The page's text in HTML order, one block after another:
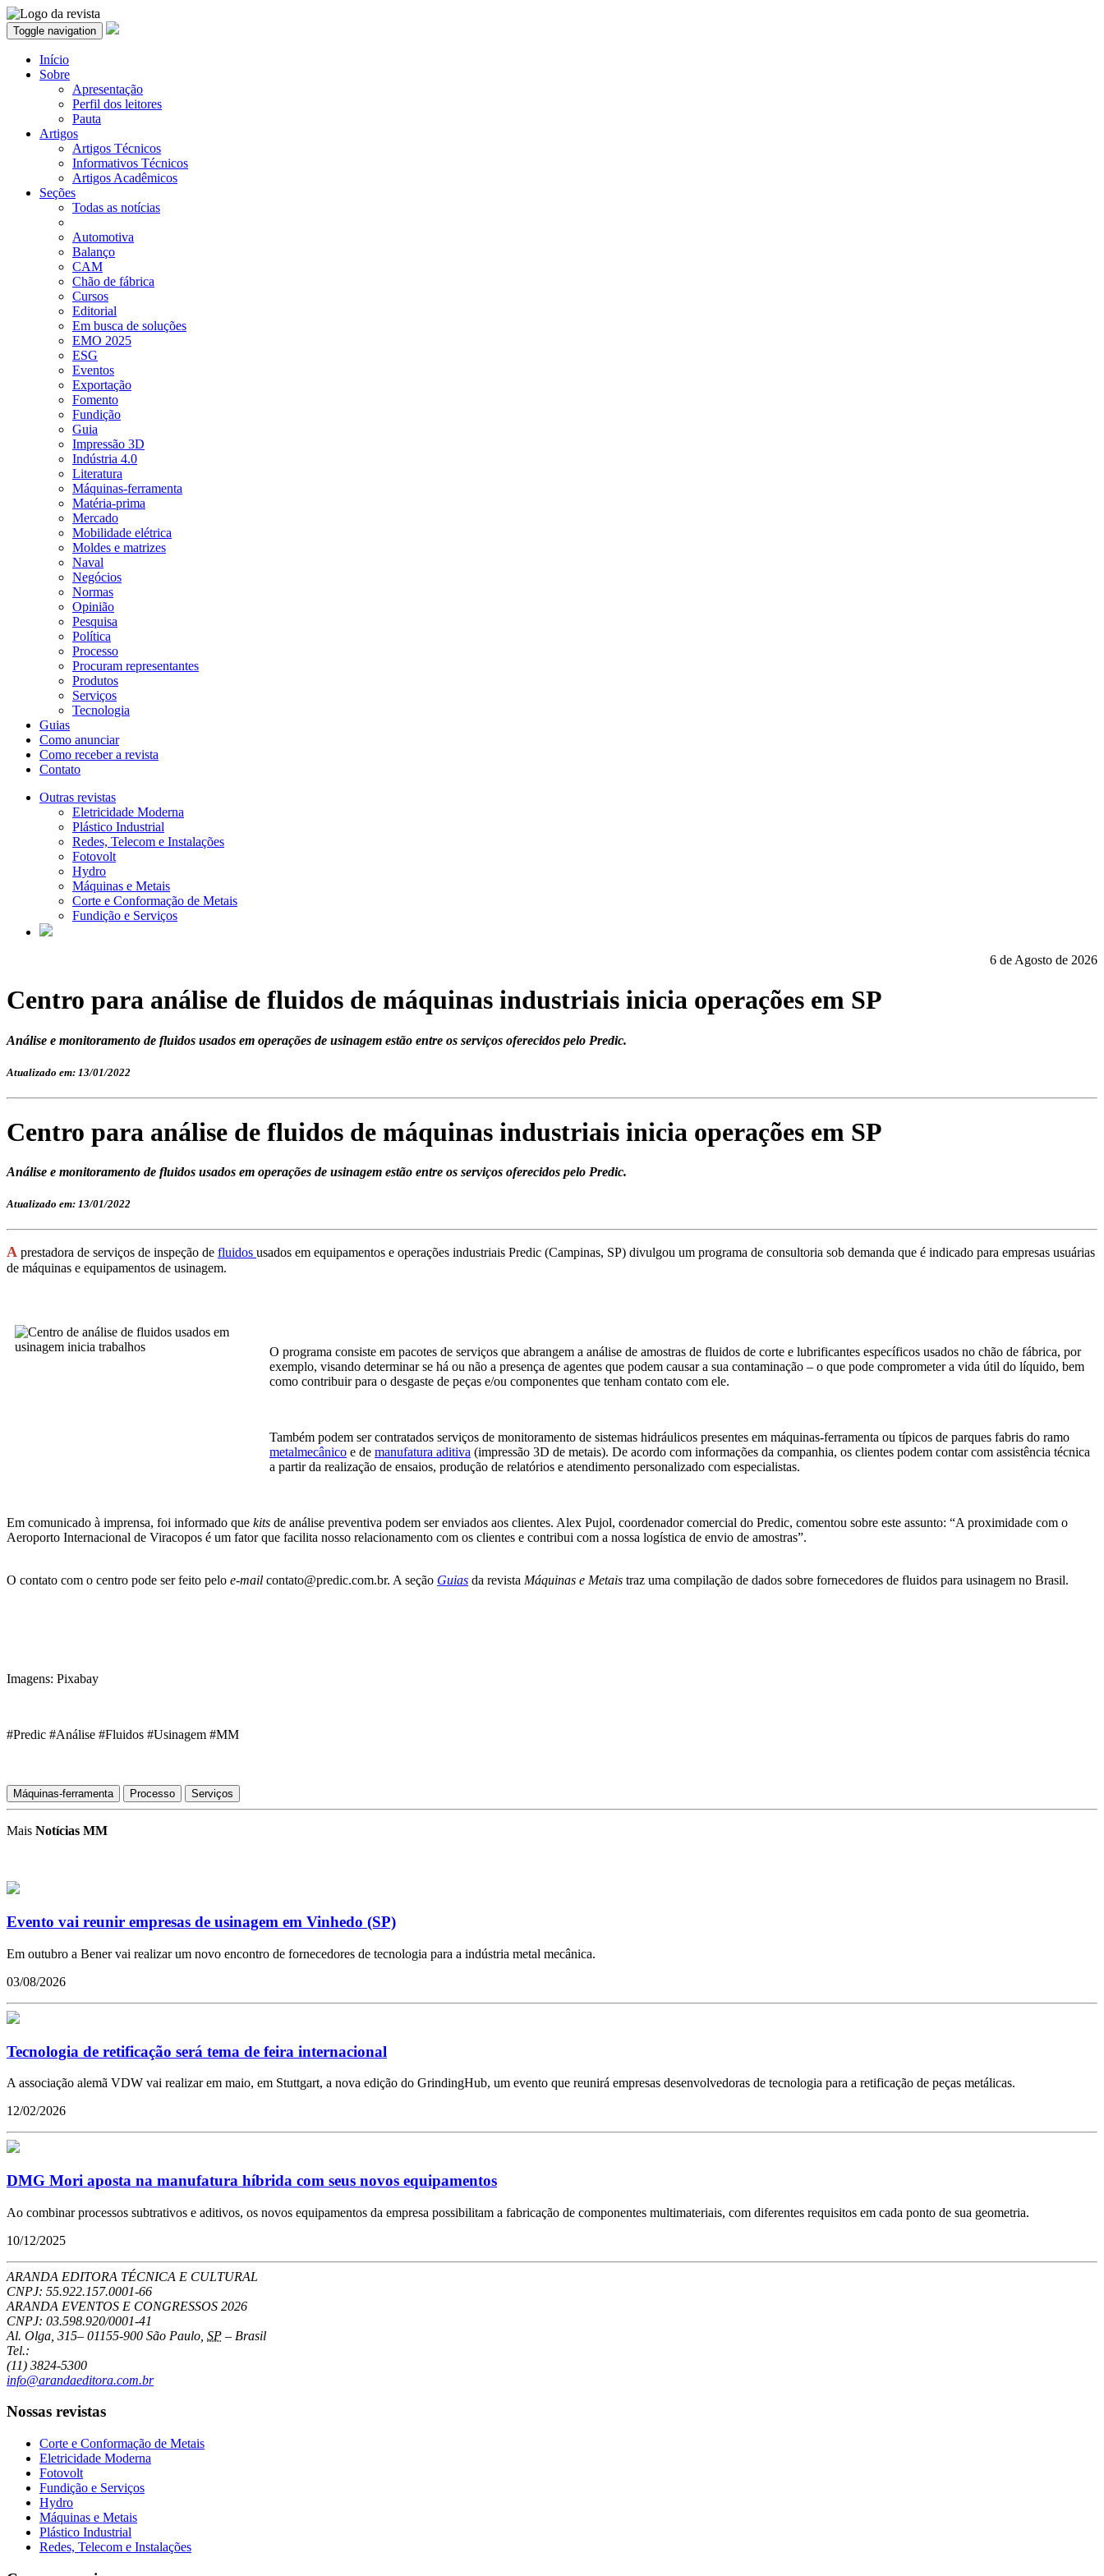
Toggle navigation
Início
Sobre
Apresentação
Perfil dos leitores
Pauta
Artigos
Artigos Técnicos
Informativos Técnicos
Artigos Acadêmicos
Seções
Todas as notícias
Automotiva
Balanço
CAM
Chão de fábrica
Cursos
Editorial
Em busca de soluções
EMO 2025
ESG
Eventos
Exportação
Fomento
Fundição
Guia
Impressão 3D
Indústria 4.0
Literatura
Máquinas-ferramenta
Matéria-prima
Mercado
Mobilidade elétrica
Moldes e matrizes
Naval
Negócios
Normas
Opinião
Pesquisa
Política
Processo
Procuram representantes
Produtos
Serviços
Tecnologia
Guias
Como anunciar
Como receber a revista
Contato
Outras revistas
Eletricidade Moderna
Plástico Industrial
Redes, Telecom e Instalações
Fotovolt
Hydro
Máquinas e Metais
Corte e Conformação de Metais
Fundição e Serviços
6 de Agosto de 2026
Centro para análise de fluidos de máquinas industriais inicia operações em SP
Análise e monitoramento de fluidos usados em operações de usinagem estão entre os serviços oferecidos pelo Predic.
Atualizado em: 13/01/2022
Centro para análise de fluidos de máquinas industriais inicia operações em SP
Análise e monitoramento de fluidos usados em operações de usinagem estão entre os serviços oferecidos pelo Predic.
Atualizado em: 13/01/2022
A prestadora de serviços de inspeção de fluidos usados em equipamentos e operações industriais Predic (Campinas, SP) divulgou um programa de consultoria sob demanda que é indicado para empresas usuárias
de máquinas e equipamentos de usinagem.
O programa consiste em pacotes de serviços que abrangem a análise de amostras de fluidos de corte e lubrificantes específicos usados no chão de fábrica, por
exemplo, visando determinar se há ou não a presença de agentes que podem causar a sua contaminação – o que pode comprometer a vida útil do líquido, bem
como contribuir para o desgaste de peças e/ou componentes que tenham contato com ele.
Também podem ser contratados serviços de monitoramento de sistemas hidráulicos presentes em máquinas-ferramenta ou típicos de parques fabris do ramo
metalmecânico e de manufatura aditiva (impressão 3D de metais). De acordo com informações da companhia, os clientes podem contar com assistência técnica
a partir da realização de ensaios, produção de relatórios e atendimento personalizado com especialistas.
Em comunicado à imprensa, foi informado que kits de análise preventiva podem ser enviados aos clientes. Alex Pujol, coordenador comercial do Predic, comentou sobre este assunto: “A proximidade com o
Aeroporto Internacional de Viracopos é um fator que facilita nosso relacionamento com os clientes e contribui com a nossa logística de envio de amostras”.
O contato com o centro pode ser feito pelo e-mail contato@predic.com.br. A seção Guias da revista Máquinas e Metais traz uma compilação de dados sobre fornecedores de fluidos para usinagem no Brasil.
Imagens: Pixabay
#Predic #Análise #Fluidos #Usinagem #MM
Máquinas-ferramenta Processo Serviços
Mais Notícias MM
Evento vai reunir empresas de usinagem em Vinhedo (SP)
Em outubro a Bener vai realizar um novo encontro de fornecedores de tecnologia para a indústria metal mecânica.
03/08/2026
Tecnologia de retificação será tema de feira internacional
A associação alemã VDW vai realizar em maio, em Stuttgart, a nova edição do GrindingHub, um evento que reunirá empresas desenvolvedoras de tecnologia para a retificação de peças metálicas.
12/02/2026
DMG Mori aposta na manufatura híbrida com seus novos equipamentos
Ao combinar processos subtrativos e aditivos, os novos equipamentos da empresa possibilitam a fabricação de componentes multimateriais, com diferentes requisitos em cada ponto de sua geometria.
10/12/2025
ARANDA EDITORA TÉCNICA E CULTURAL
CNPJ: 55.922.157.0001-66
ARANDA EVENTOS E CONGRESSOS 2026
CNPJ: 03.598.920/0001-41
Al. Olga, 315– 01155-900 São Paulo SP – Brasil
Tel.:
(11) 3824-5300
info@arandaeditora.com.br
Nossas revistas
Corte e Conformação de Metais
Eletricidade Moderna
Fotovolt
Fundição e Serviços
Hydro
Máquinas e Metais
Plástico Industrial
Redes, Telecom e Instalações